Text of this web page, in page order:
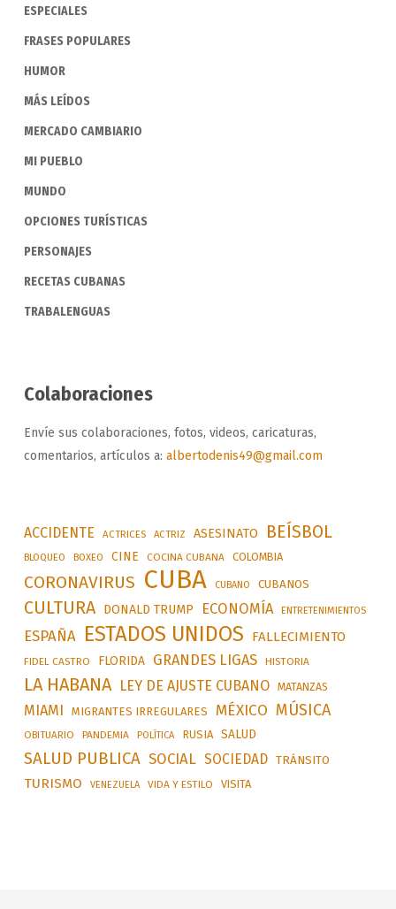
ESPECIALES
FRASES POPULARES
HUMOR
MÁS LEÍDOS
MERCADO CAMBIARIO
MI PUEBLO
MUNDO
OPCIONES TURÍSTICAS
PERSONAJES
RECETAS CUBANAS
TRABALENGUAS
Colaboraciones
Envíe sus colaboraciones, fotos, videos, caricaturas,
comentarios, artículos a: albertodenis49@gmail.com
ACCIDENTE ACTRICES ACTRIZ ASESINATO BEÍSBOL
BLOQUEO BOXEO CINE COCINA CUBANA COLOMBIA
CORONAVIRUS CUBA CUBANO CUBANOS
CULTURA DONALD TRUMP ECONOMÍA ENTRETENIMIENTOS
ESPAÑA ESTADOS UNIDOS FALLECIMIENTO
FIDEL CASTRO FLORIDA GRANDES LIGAS HISTORIA
LA HABANA LEY DE AJUSTE CUBANO MATANZAS
MIAMI MIGRANTES IRREGULARES MÉXICO MÚSICA
OBITUARIO PANDEMIA POLÍTICA RUSIA SALUD
SALUD PUBLICA SOCIAL SOCIEDAD TRÁNSITO
TURISMO VENEZUELA VIDA Y ESTILO VISITA